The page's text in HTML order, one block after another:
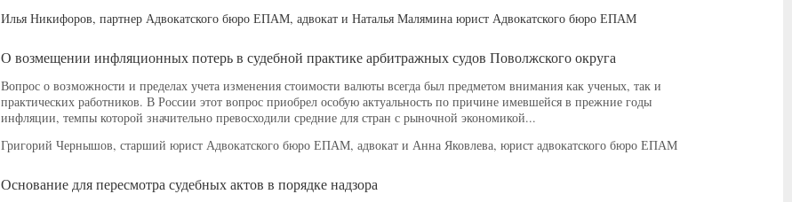
Илья Никифоров, партнер Адвокатского бюро ЕПАМ, адвокат и Наталья Малямина юрист Адвокатского бюро ЕПАМ
О возмещении инфляционных потерь в судебной практике арбитражных судов Поволжского округа
Вопрос о возможности и пределах учета изменения стоимости валюты всегда был предметом внимания как ученых, так и
практических работников. В России этот вопрос приобрел особую актуальность по причине имевшейся в прежние годы
инфляции, темпы которой значительно превосходили средние для стран с рыночной экономикой...
Григорий Чернышов, старший юрист Адвокатского бюро ЕПАМ, адвокат и Анна Яковлева, юрист адвокатского бюро ЕПАМ
Основание для пересмотра судебных актов в порядке надзора